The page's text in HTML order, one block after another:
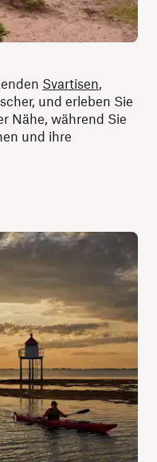
Svartisen,
und erleben Sie
Nähe, während Sie
und ihre